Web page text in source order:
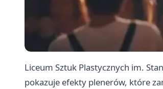
Liceum Sztuk Plastycznych im.
pokazuje efekty plenerów, które